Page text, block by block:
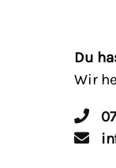
Du
Wir